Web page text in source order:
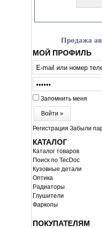
Продажа
МОЙ ПРОФИЛЬ
Запомнить меня
Войти »
Регистрация Забыли
КАТАЛОГ
Каталог товаров
Поиск по TecDoc
Кузовные детали
Оптика
Радиаторы
Глушители
Фаркопы
ПОКУПАТЕЛЯМ